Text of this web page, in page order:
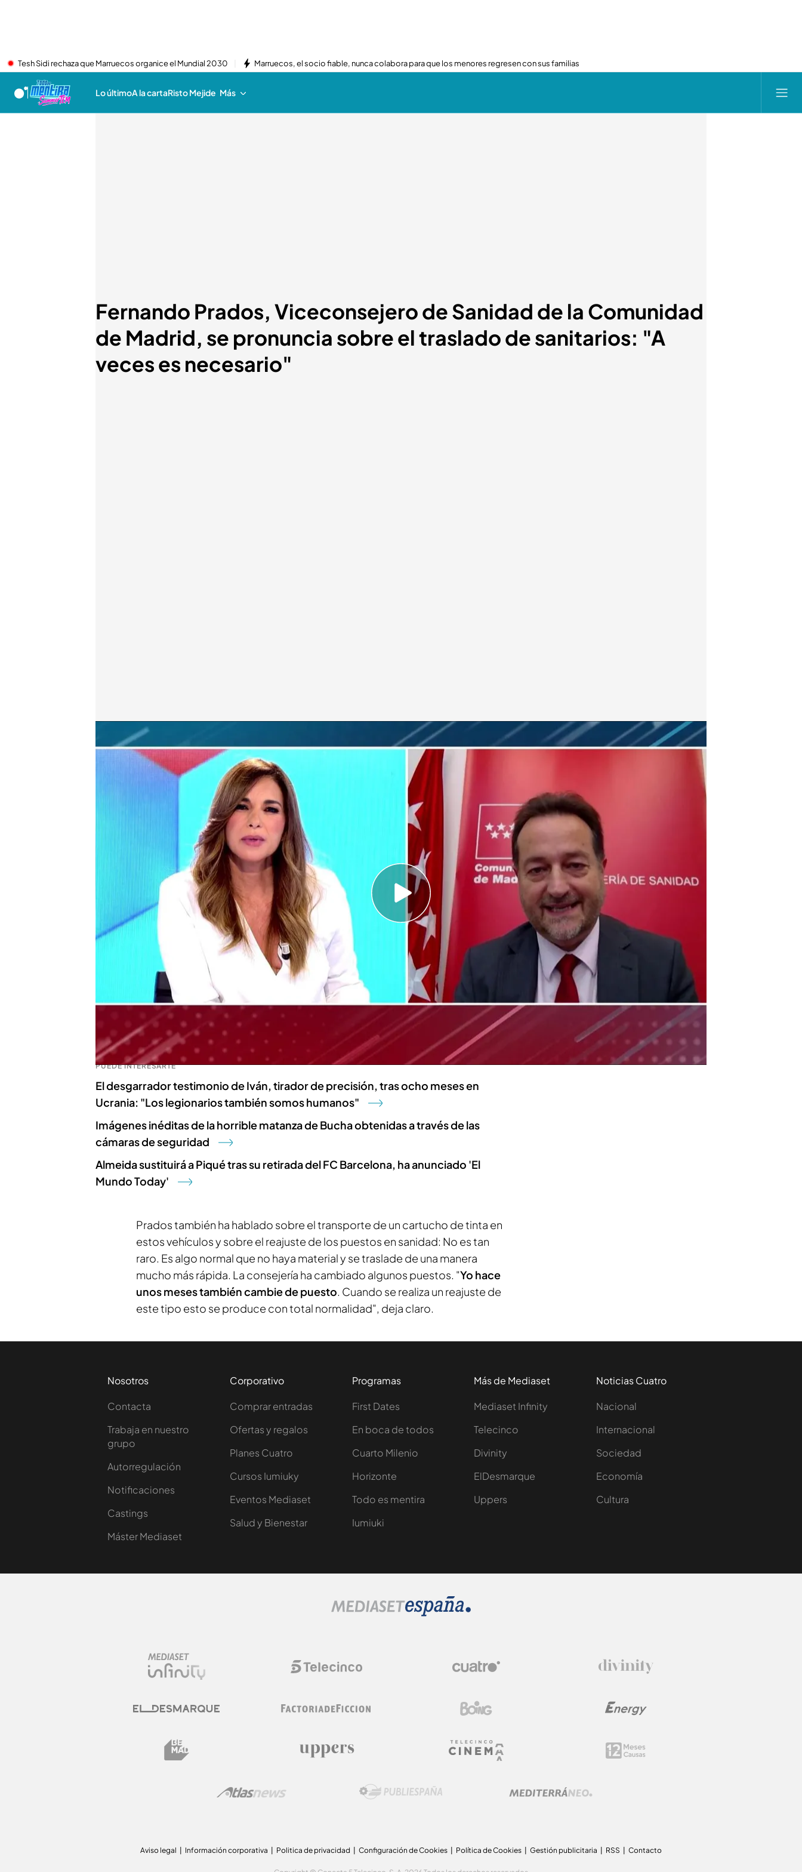
Tesh Sidi rechaza que Marruecos organice el Mundial 2030 Marruecos, el socio fiable, nunca colabora para que los menores regresen con sus familias
Lo últimoA la cartaRisto Mejide Más
Fernando Prados, Viceconsejero de Sanidad de la Comunidad
de Madrid, se pronuncia sobre el traslado de sanitarios: "A
veces es necesario"
Fernando Prados
cuatro.com
04 NOV 2022 - 16:43h.
Fernando Prados habla sobre el reajuste de puestos en sanidad
La Comunidad de Madrid ha contratado vehículos de Uber para
desplazar a los sanitarios
. Esta decisión ha sido muy polémica y ha
generado diferentes opiniones al respecto. El Viceconsejero de Sanidad
de la Comunidad de Madrid, Fernando Prados, da la cara en 'Todo es
mentira' y explica por qué se ha tomado esta decisión:
"Si un trabajador está en un sitio determinado y necesitamos que se
desplace, hay que transportarle. No es habitual que en su jornada laboral
tengan que trasladarse, pero a veces es necesario", explica.
PUEDE INTERESARTE
El desgarrador testimonio de Iván, tirador de precisión, tras ocho meses en
Ucrania: "Los legionarios también somos humanos"
Imágenes inéditas de la horrible matanza de Bucha obtenidas a través de las
cámaras de seguridad
Almeida sustituirá a Piqué tras su retirada del FC Barcelona, ha anunciado 'El
Mundo Today'
Prados también ha hablado sobre el transporte de un cartucho de tinta en
estos vehículos y sobre el reajuste de los puestos en sanidad: No es tan
raro. Es algo normal que no haya material y se traslade de una manera
mucho más rápida. La consejería ha cambiado algunos puestos. "Yo hace
unos meses también cambie de puesto. Cuando se realiza un reajuste de
este tipo esto se produce con total normalidad", deja claro.
Nosotros
Contacta
Trabaja en nuestro
grupo
Autorregulación
Notificaciones
Castings
Máster Mediaset
Corporativo
Comprar entradas
Ofertas y regalos
Planes Cuatro
Cursos Iumiuky
Eventos Mediaset
Salud y Bienestar
Programas
First Dates
En boca de todos
Cuarto Milenio
Horizonte
Todo es mentira
Iumiuki
Más de Mediaset
Mediaset Infinity
Telecinco
Divinity
ElDesmarque
Uppers
Noticias Cuatro
Nacional
Internacional
Sociedad
Economía
Cultura
Aviso legal Información corporativa Politica de privacidad Configuración de Cookies Política de Cookies Gestión publicitaria RSS Contacto